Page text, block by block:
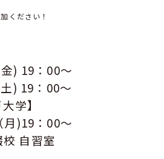
ください！
) 19：00～
) 19：00～
学】
)19：00～
自習室